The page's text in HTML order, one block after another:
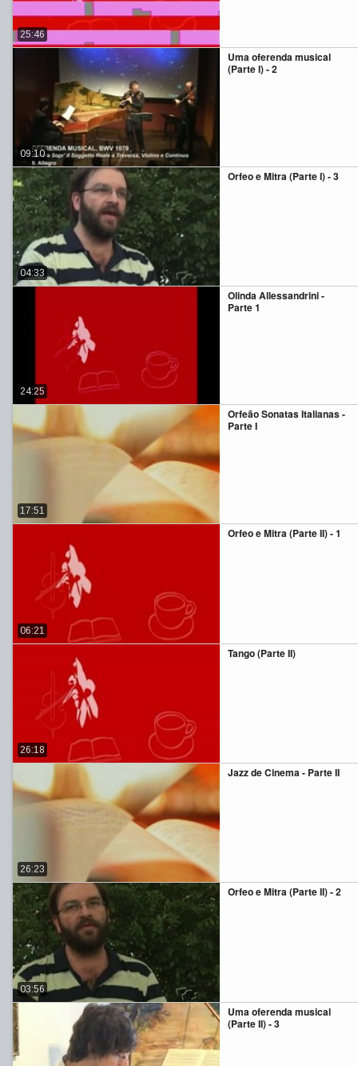
25:46
Uma oferenda musical
(Parte I) - 2
09:10
Orfeo e Mitra (Parte I) - 3
04:33
Olinda Allessandrini -
Parte 1
24:25
Orfeão Sonatas Italianas -
Parte I
17:51
Orfeo e Mitra (Parte II) - 1
06:21
Tango (Parte II)
26:18
Jazz de Cinema - Parte II
26:23
Orfeo e Mitra (Parte II) - 2
03:56
Uma oferenda musical
(Parte II) - 3